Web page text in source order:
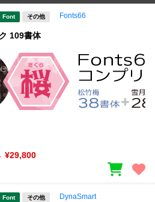
Font その他 Fonts66
109書体
¥29,800
Font その他 DynaSmart